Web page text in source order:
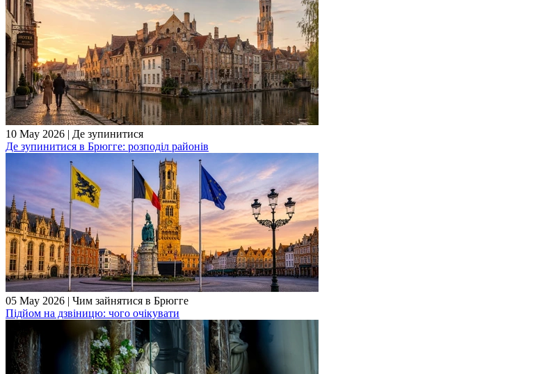
10 May 2026 | Де зупинитися
Де зупинитися в Брюгге: розподіл районів
05 May 2026 | Чим зайнятися в Брюгге
Підйом на дзвіницю: чого очікувати